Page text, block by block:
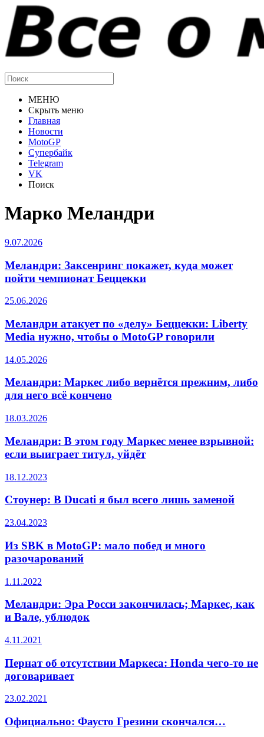
МЕНЮ
Скрыть меню
Главная
Новости
MotoGP
Супербайк
Telegram
VK
Поиск
Марко Меландри
9.07.2026
Меландри: Заксенринг покажет, куда может
пойти чемпионат Беццекки
25.06.2026
Меландри атакует по «делу» Беццекки: Liberty
Media нужно, чтобы о MotoGP говорили
14.05.2026
Меландри: Маркес либо вернётся прежним, либо
для него всё кончено
18.03.2026
Меландри: В этом году Маркес менее взрывной:
если выиграет титул, уйдёт
18.12.2023
Стоунер: В Ducati я был всего лишь заменой
23.04.2023
Из SBK в MotoGP: мало побед и много
разочарований
1.11.2022
Меландри: Эра Росси закончилась; Маркес, как
и Вале, ублюдок
4.11.2021
Пернат об отсутствии Маркеса: Honda чего-то не
договаривает
23.02.2021
Официально: Фаусто Грезини скончался…